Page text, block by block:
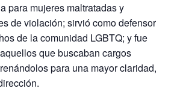
para mujeres maltratadas y
de violación; sirvió como defensor
de la comunidad LGBTQ; y fue
que buscaban cargos
para una mayor claridad,